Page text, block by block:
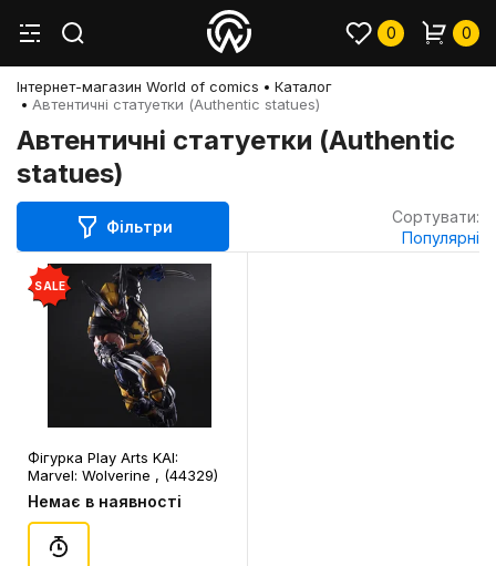
0 0
Інтернет-магазин World of comics
Каталог
Автентичні статуетки (Authentic statues)
Автентичні статуетки (Authentic
statues)
Фільтри
Сортувати:
Популярні
SALE
Фігурка Play Arts KAI:
Marvel: Wolverine , (44329)
Немає в наявності